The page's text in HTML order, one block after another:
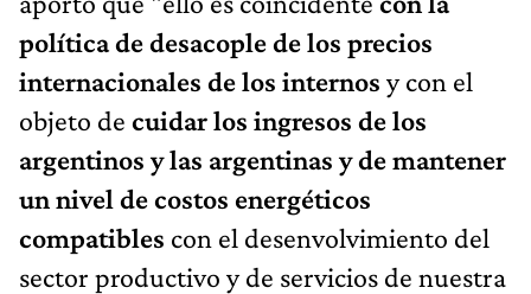
política de desacople de los precios
internacionales de los internos y con el
objeto de cuidar los ingresos de los
argentinos y las argentinas y de mantener
un nivel de costos energéticos
compatibles con el desenvolvimiento del
sector productivo y de servicios de nuestra